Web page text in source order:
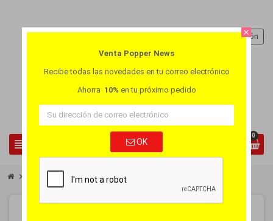
view_headline
Iniciar sesión
0
chevron_right Popper Pequeňochevron_right Popper Pur Amyl Propyl 10ml
close
Venta Popper News
Recibe todas las novedades en tu correo electrónico
Ahorra 10% en tu próximo pedido
OK